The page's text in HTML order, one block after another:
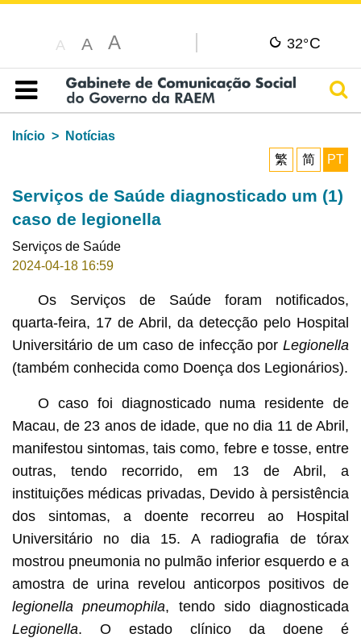
A A A 32°C
Índice
Início
Notícias
繁
简 PT
Serviços de Saúde diagnosticado um (1)
caso de legionella
Serviços de Saúde
2024-04-18 16:59
Os Serviços de Saúde foram notificados,
quarta-feira, 17 de Abril, da detecção pelo Hospital
Universitário de um caso de infecção porLegionella
(também conhecida como Doença dos Legionários).
O caso foi diagnosticado numa residente de
Macau, de 23 anos de idade, que no dia 11 de Abril,
manifestou sintomas, tais como, febre e tosse, entre
outras, tendo recorrido, em 13 de Abril, a
instituições médicas privadas, Devido à persistência
dos sintomas, a doente recorreu ao Hospital
Universitário no dia 15. A radiografia de tórax
mostrou pneumonia no pulmão inferior esquerdo e a
amostra de urina revelou anticorpos positivos de
legionella pneumophila, tendo sido diagnosticada
Legionella. O estado clínico da doene é